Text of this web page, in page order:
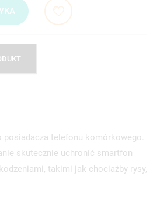
posiadacza telefonu komórkowego.
skutecznie uchronić smartfon
takimi jak chociażby rysy,